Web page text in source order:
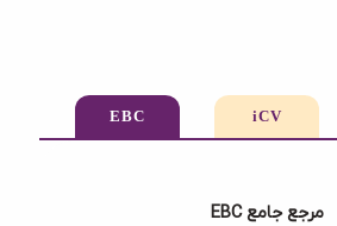
iCV
EBC
مرجع جامع EBC